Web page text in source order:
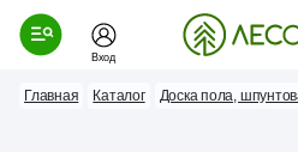
Вход
Главная Каталог Доска пола,